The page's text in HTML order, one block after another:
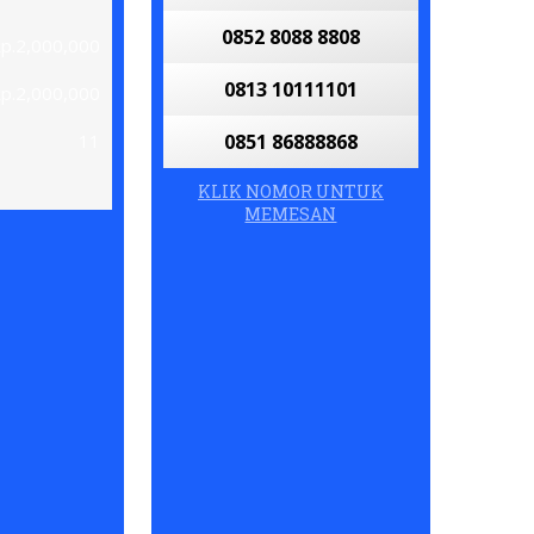
0852 8088 8808
0813 10111101
0851 86888868
KLIK NOMOR UNTUK
MEMESAN